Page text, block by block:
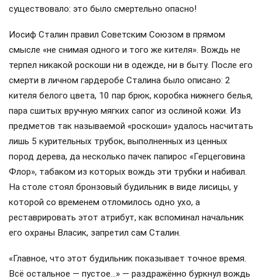
существовало: это было смертельно опасно!
Иосиф Сталин правил Советским Союзом в прямом
смысле «не снимая одного и того же кителя». Вождь не
терпел никакой роскоши ни в одежде, ни в быту. После его
смерти в личном гардеробе Сталина было описано: 2
кителя белого цвета, 10 пар брюк, коробка нижнего белья,
пара сшитых вручную мягких сапог из ослиной кожи. Из
предметов так называемой «роскоши» удалось насчитать
лишь 5 курительных трубок, выполненных из ценных
пород дерева, да несколько пачек папирос «Герцеговина
Флор», табаком из которых вождь эти трубки и набивал.
На столе стоял бронзовый будильник в виде лисицы, у
которой со временем отломилось одно ухо, а
реставрировать этот атрибут, как вспоминал начальник
его охраны Власик, запретил сам Сталин.
«Главное, что этот будильник показывает точное время.
Всё остальное — пустое…» — раздражённо буркнул вождь